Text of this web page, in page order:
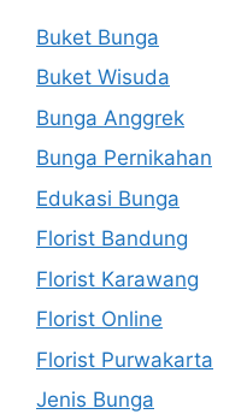
Buket Bunga
Buket Wisuda
Bunga Anggrek
Bunga Pernikahan
Edukasi Bunga
Florist Bandung
Florist Karawang
Florist Online
Florist Purwakarta
Jenis Bunga